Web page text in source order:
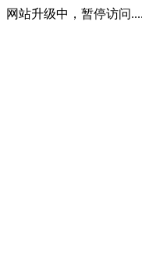
网站升级中，暂停访问....